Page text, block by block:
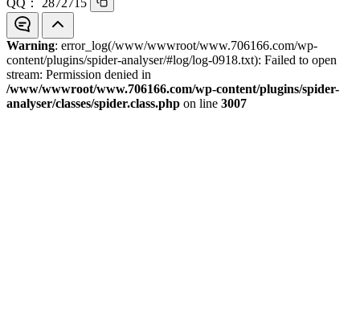
QQ： 2872715
Warning: error_log(/www/wwwroot/www.706166.com/wp-
content/plugins/spider-analyser/#log/log-0918.txt): Failed to open
stream: Permission denied in
/www/wwwroot/www.706166.com/wp-content/plugins/spider-
analyser/classes/spider.class.php on line 3007